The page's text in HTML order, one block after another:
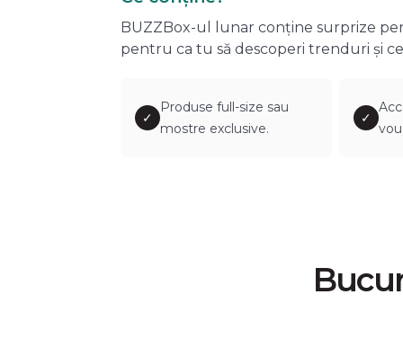
BUZZBox-ul lunar conține surprize
pentru ca tu să descoperi trenduri și
✓
Produse full-size sau
mostre exclusive.
✓